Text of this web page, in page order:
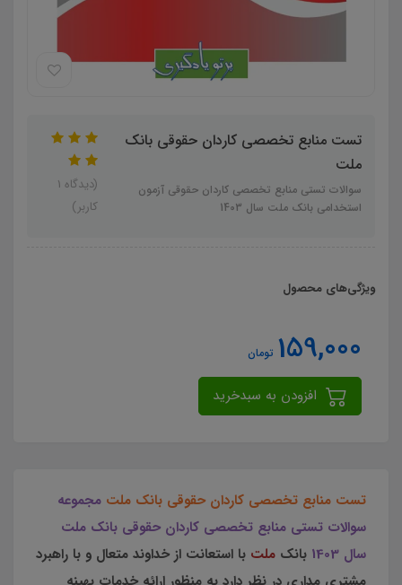
تست منابع تخصصی کاردان حقوقی بانک
ملت
سوالات تستی منابع تخصصی کاردان حقوقی آزمون
استخدامی بانک ملت سال 1403
(دیدگاه 1
کاربر)
ویژگی‌های محصول
159,000 تومان
تست منابع تخصصی کاردان حقوقی بانک ملت مجموعه
سوالات تستی منابع تخصصی کاردان حقوقی بانک ملت
سال 1403
بانک ملت با استعانت از خداوند متعال و با راهبرد